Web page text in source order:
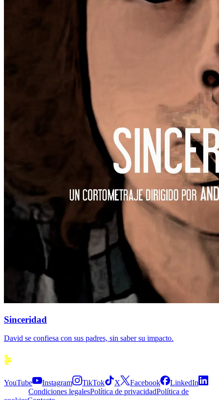
Sinceridad
David se confiesa con sus padres, sin saber su impacto.
YouTube
Instagram TikTok X Facebook
LinkedIn
Condiciones legalesPolítica de privacidadPolítica de